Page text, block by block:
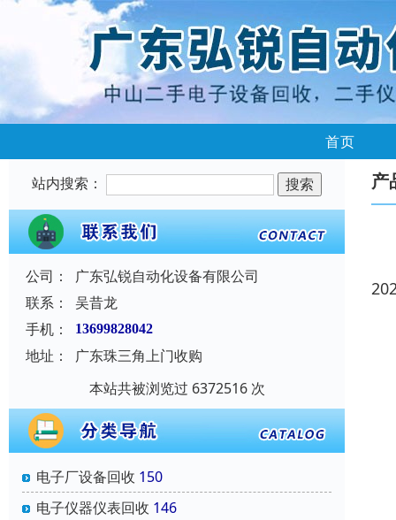
首页
站内搜索：
公司：
广东弘锐自动化设备有限公司
联系：
吴昔龙
手机：
13699828042
地址：
广东珠三角上门收购
本站共被浏览过 6372516 次
电子厂设备回收 150
电子仪器仪表回收 146
产